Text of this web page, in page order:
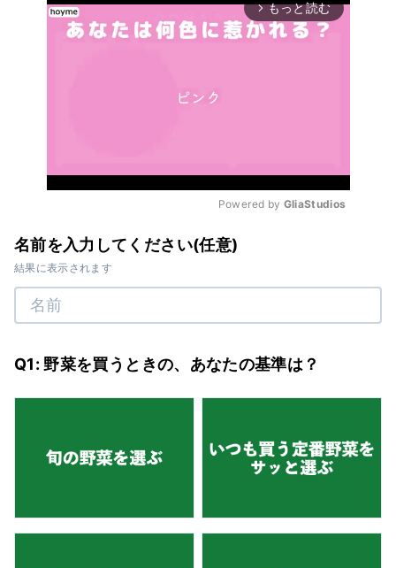
arrow_forward_ios もっと読む
Powered by GliaStudios
名前を入力してください(任意)
結果に表示されます
Q1: 野菜を買うときの、あなたの基準は？